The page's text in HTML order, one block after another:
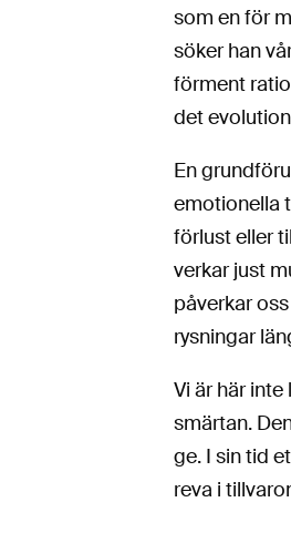
som en för
söker han
förment
det
En
emotionella
förlust eller
verkar just
påverkar
rysningar
Vi är här
smärtan.
ge. I sin tid
reva i